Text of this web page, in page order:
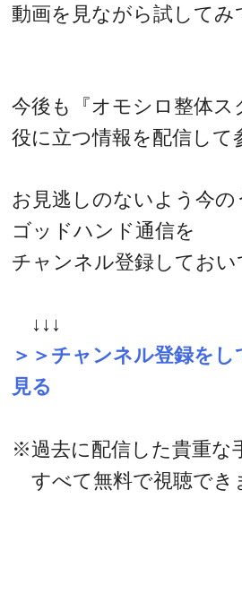
動画を見ながら試してみ
今後も『オモシロ整体ス
役に立つ情報を配信して
お見逃しのないよう今の
ゴッドハンド通信を
チャンネル登録しておい
↓↓↓
＞＞チャンネル登録をし
見る
※過去に配信した貴重な
すべて無料で視聴でき